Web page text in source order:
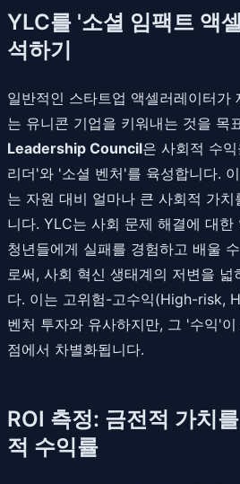
YLC를 '소셜 임팩트 액
석하기
일반적인 스타트업 액셀러레이터가
는 유니콘 기업을 키워내는 것을 목
Leadership Council은 사회적 수
리더'와 '소셜 벤처'를 육성합니다.
는 자원 대비 얼마나 큰 사회적 가치
니다. YLC는 사회 문제 해결에 대한
청년들에게 실패를 경험하고 배울
로써, 사회 혁신 생태계의 저변을
다. 이는 고위험-고수익(High-risk,
벤처 투자와 유사하지만, 그 '수익'
점에서 차별화됩니다.
ROI 측정: 금전적 가치
적 수익률